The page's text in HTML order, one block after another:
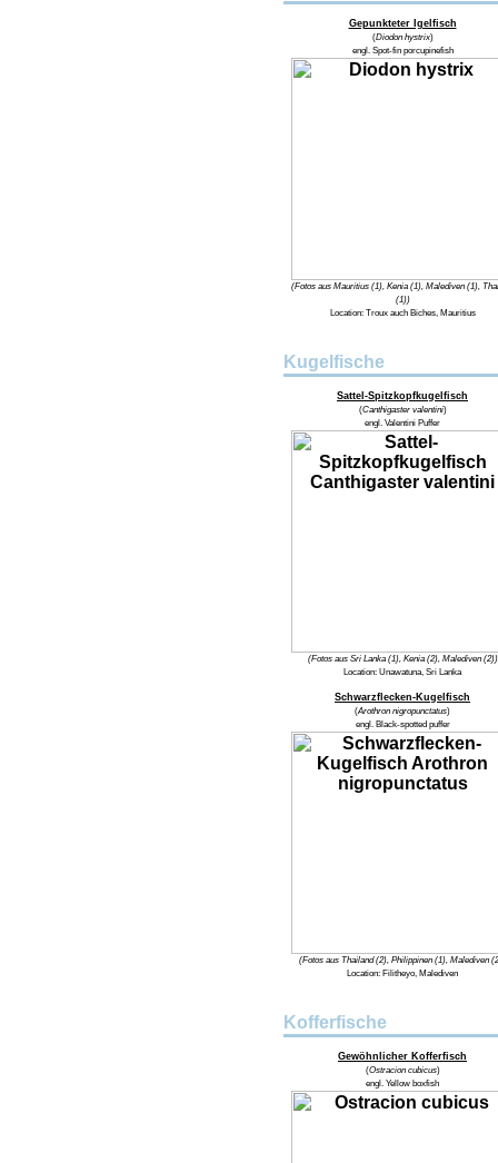
Gepunkteter Igelfisch
(Diodon hystrix)
engl. Spot-fin porcupinefish
(Fotos aus Mauritius (1), Kenia (1), Malediven (1),
(1))
Location: Troux auch Biches, Mauritius
Kugelfische
Sattel-Spitzkopfkugelfisch
(Canthigaster valentini)
engl. Valentini Puffer
(Fotos aus Sri Lanka (1), Kenia (2), Malediven (2))
Location: Unawatuna, Sri Lanka
Schwarzflecken-Kugelfisch
(Arothron nigropunctatus)
engl. Black-spotted puffer
(Fotos aus Thailand (2), Philippinen (1), Malediven
Location: Filitheyo, Malediven
Kofferfische
Gewöhnlicher Kofferfisch
(Ostracion cubicus)
engl. Yellow boxfish